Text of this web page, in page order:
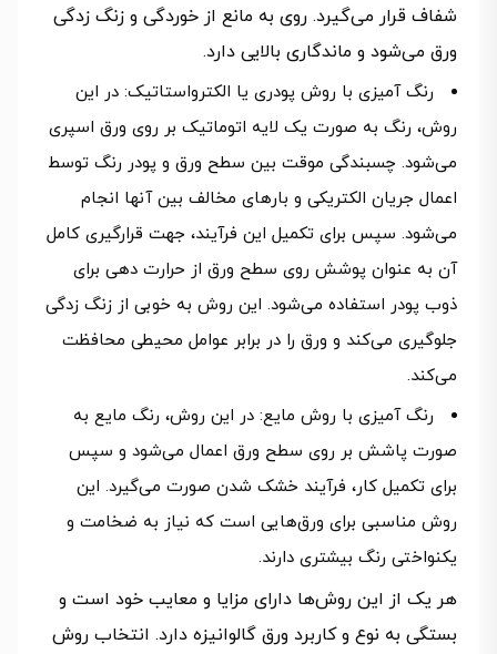
شفاف قرار می‌گیرد. روی به مانع از خوردگی و زنگ زدگی
ورق می‌شود و ماندگاری بالایی دارد.
رنگ آمیزی با روش پودری یا الکترواستاتیک: در این
روش، رنگ به صورت یک لایه اتوماتیک بر روی ورق اسپری
می‌شود. چسبندگی موقت بین سطح ورق و پودر رنگ توسط
اعمال جریان الکتریکی و بارهای مخالف بین آنها انجام
می‌شود. سپس برای تکمیل این فرآیند، جهت قرارگیری کامل
آن به عنوان پوشش روی سطح ورق از حرارت دهی برای
ذوب پودر استفاده می‌شود. این روش به خوبی از زنگ زدگی
جلوگیری می‌کند و ورق را در برابر عوامل محیطی محافظت
می‌کند.
رنگ آمیزی با روش مایع: در این روش، رنگ مایع به
صورت پاشش بر روی سطح ورق اعمال می‌شود و سپس
برای تکمیل کار، فرآیند خشک شدن صورت می‌گیرد. این
روش مناسبی برای ورق‌هایی است که نیاز به ضخامت و
یکنواختی رنگ بیشتری دارند.
هر یک از این روش‌ها دارای مزایا و معایب خود است و
بستگی به نوع و کاربرد ورق گالوانیزه دارد. انتخاب روش